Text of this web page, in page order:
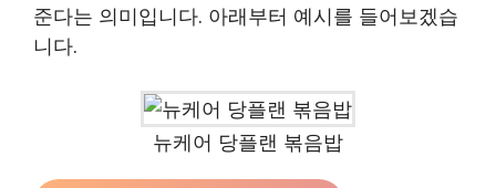
준다는 의미입니다. 아래부터 예시를 들어보겠습
니다.
뉴케어 당플랜 볶음밥